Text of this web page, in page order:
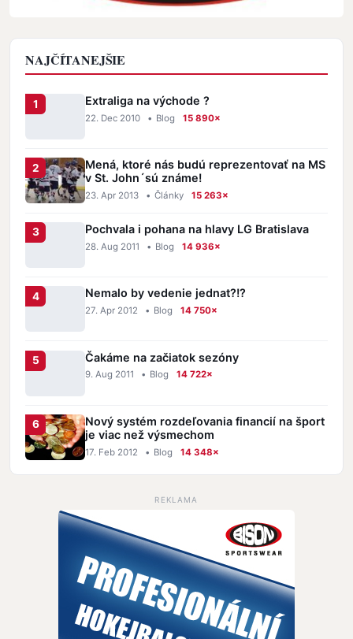
NAJČÍTANEJŠIE
Extraliga na východe ?
22. Dec 2010 • Blog 15 890×
Mená, ktoré nás budú reprezentovať na MS
v St. John´sú známe!
23. Apr 2013 • Články 15 263×
Pochvala i pohana na hlavy LG Bratislava
28. Aug 2011 • Blog 14 936×
Nemalo by vedenie jednat?!?
27. Apr 2012 • Blog 14 750×
Čakáme na začiatok sezóny
9. Aug 2011 • Blog 14 722×
Nový systém rozdeľovania financií na šport
je viac než výsmechom
17. Feb 2012 • Blog 14 348×
REKLAMA